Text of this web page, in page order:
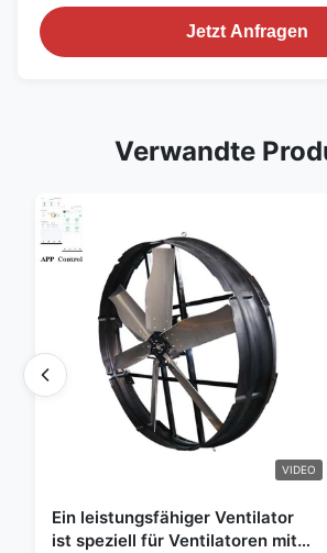
Jetzt Anfragen
Verwandte
VIDEO
Ein leistungsfähiger Ventilator
ist speziell für Ventilatoren mit